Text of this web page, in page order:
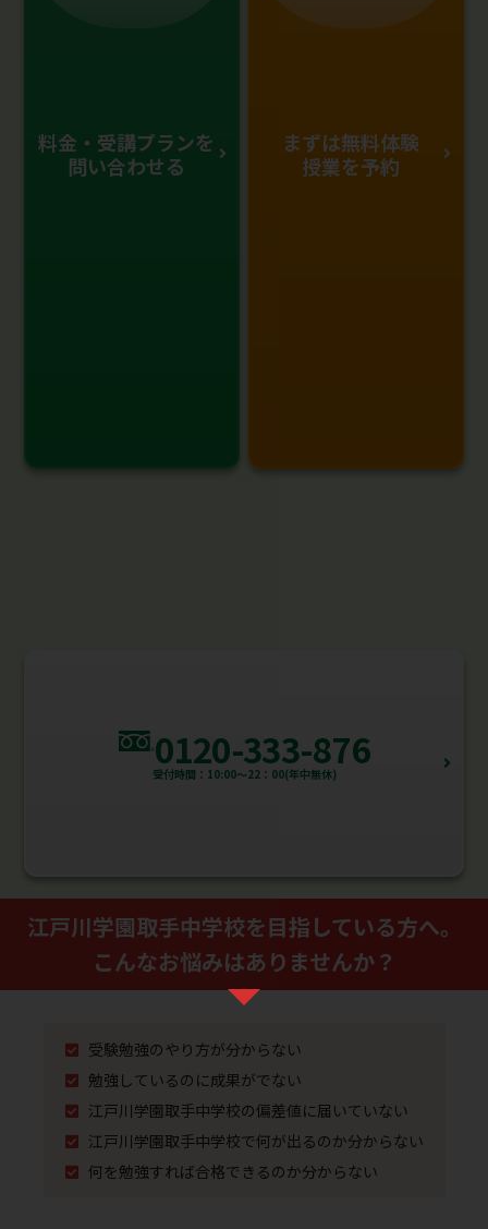
料金・受講プランを
問い合わせる
まずは無料体験
授業を予約
0120-333-876
受付時間：10:00～22：00(年中無休)
江戸川学園取手中学校を⽬指している⽅へ。
こんなお悩みはありませんか？
受験勉強のやり⽅が分からない
勉強しているのに成果がでない
江戸川学園取手中学校の偏差値に届いていない
江戸川学園取手中学校で何が出るのか分からない
何を勉強すれば合格できるのか分からない